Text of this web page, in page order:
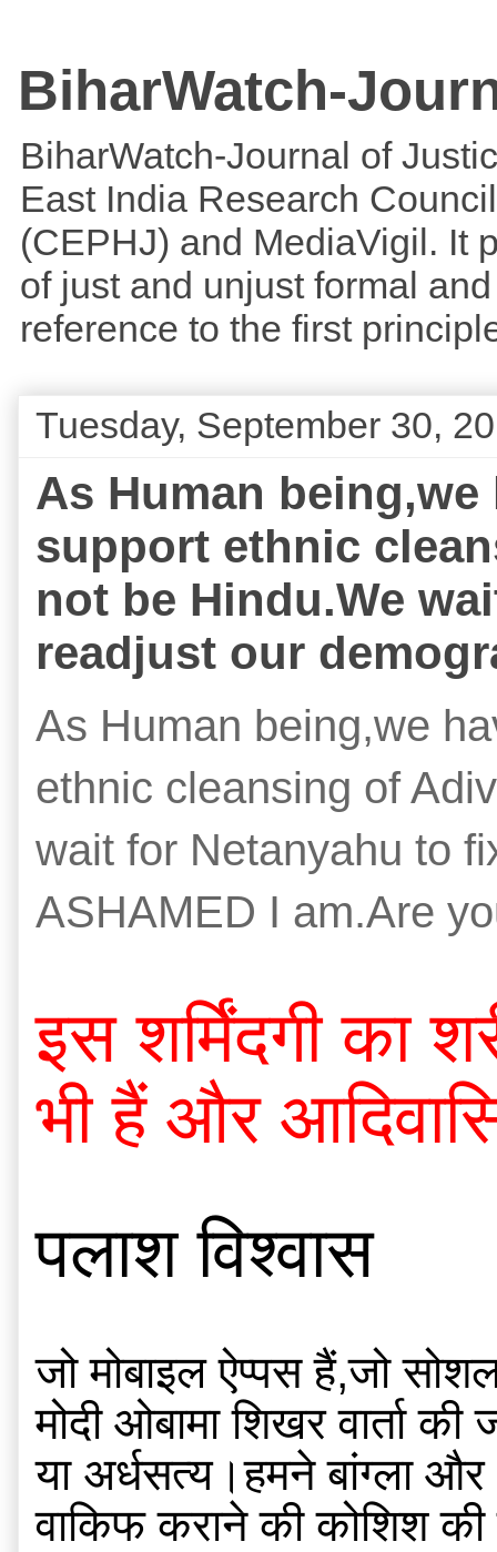
BiharWatch-
BiharWatch-Journal of
East India Research
(CEPHJ) and MediaVigil. It
of just and unjust formal
reference to the first
Tuesday, September 30,
As Human
support ethnic
not be Hindu.We
readjust our
As Human being,we
ethnic cleansing of
wait for Netanyahu to
ASHAMED I am.Are
इस शर्मिंदगी का
भी हैं और
पलाश विश्वास
जो मोबाइल ऐप्पस हैं,जो
मोदी ओबामा शिखर वार्ता
या अर्धसत्य।हमने बांग्ला
वाकिफ कराने की कोशिश